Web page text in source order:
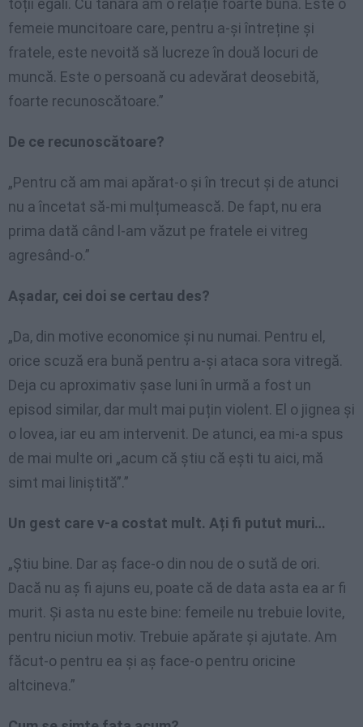
toții egali. Cu tânăra am o relație foarte bună. Este o
femeie muncitoare care, pentru a-și întreține și
fratele, este nevoită să lucreze în două locuri de
muncă. Este o persoană cu adevărat deosebită,
foarte recunoscătoare.”
De ce recunoscătoare?
„Pentru că am mai apărat-o și în trecut și de atunci
nu a încetat să-mi mulțumească. De fapt, nu era
prima dată când l-am văzut pe fratele ei vitreg
agresând-o.”
Așadar, cei doi se certau des?
„Da, din motive economice și nu numai. Pentru el,
orice scuză era bună pentru a-și ataca sora vitregă.
Deja cu aproximativ șase luni în urmă a fost un
episod similar, dar mult mai puțin violent. El o jignea și
o lovea, iar eu am intervenit. De atunci, ea mi-a spus
de mai multe ori „acum că știu că ești tu aici, mă
simt mai liniștită”.”
Un gest care v-a costat mult. Ați fi putut muri…
„Știu bine. Dar aș face-o din nou de o sută de ori.
Dacă nu aș fi ajuns eu, poate că de data asta ea ar fi
murit. Și asta nu este bine: femeile nu trebuie lovite,
pentru niciun motiv. Trebuie apărate și ajutate. Am
făcut-o pentru ea și aș face-o pentru oricine
altcineva.”